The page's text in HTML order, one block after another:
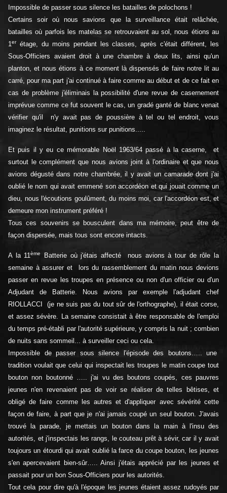
Impossible de passer sous silence les batailles de polochons !
Certains soir où nous savions que la surveillance était relâchée,
batailles où parfois les matelas se retrouvaient au sol, nous étions au
1erétage, du moins pendant les classes, après c'était différent, les
Sous-Officiers avaient droit à une chambre à deux lits, ainsi qu'un
planton, et nous étions à ce moment là dispensés de faire notre lit au
carré, pour ma part j'ai continué à faire comme au début et de ce fait en
cas de problème j'éliminais la possibilité d'une revue de casernement
imprévue comme ce fut souvent le cas, un gradé ganté de blanc venait
vérifier qu'il n'y avait pas de poussière à tel ou tel endroit, vous
imaginez le résultat, punitions sur punitions.....
Et puis il y eu ce mémorable Noël 1963/64 passé à la caserne, et
surtout le complément que nous avions joint à l'ordinaire et que nous
avions dégusté dans notre chambrée, il y avait un camarade dont j'ai
oublié le nom qui avait emmené son accordéon et qui jouait comme un
dieu, nous l'écoutions goulûment, du moins moi, car l'accordéon est, et
demeure mon instrument préféré !
Tous ces souvenirs se bousculent dans ma mémoire, peut être de
façon dispersée, mais tous sont encore intacts.
A la 11ème
Batterie où j'étais affecté nous avions à tour de rôle la
semaine à assurer et lors du rassemblement du matin nous devions
passer en revue les troupes en présence ou non d'un officier ou d'un
Adjudant de Batterie. Nous avions par exemple l'adjudant chef
RIOLLACCI (je ne suis pas du tout sûr de l'orthographe), il était corse,
et assez sévère. La semaine consistait à être responsable de l'emploi
du temps pré-établi par l'autorité supérieure, y compris la nuit ; combien
de nuits sans sommeil... à surveiller ceci ou cela.
Impossible de passer sous silence l'épisode des boutons….. une
tradition voulait que celui qui inspectait les troupes le matin coupe tout
bouton non boutonné ….. j'ai vu des boutons coupés, ces pauvres
jeunes n'en revenaient pas de voir se réaliser de telles bêtises, et
obligé de faire comme les autres et d'appliquer avec sévérité cette
façon de faire, à part que je n'ai jamais coupé un seul bouton. J'avais
trouvé la parade, je mettais un bouton dans la main à l'insu des
autorités, et j'inspectais les rangs, le couteau prêt à sévir, car il y avait
toujours un étourdi qui avait oublié la farce du coupe bouton, les jeunes
s'en apercevaient bien-sûr….. Ainsi j'étais apprécié par les jeunes et
passait pour un bon Sous-Officiers pour les autorités.
Tout cela pour dire qu'à l'époque les jeunes étaient assez rudoyés par